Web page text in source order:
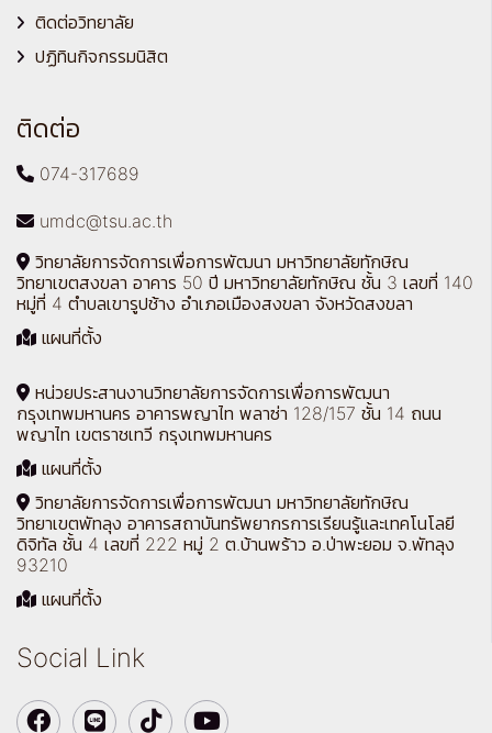
ติดต่อวิทยาลัย
ปฏิทินกิจกรรมนิสิต
ติดต่อ
074-317689
umdc@tsu.ac.th
วิทยาลัยการจัดการเพื่อการพัฒนา มหาวิทยาลัยทักษิณ
วิทยาเขตสงขลา อาคาร 50 ปี มหาวิทยาลัยทักษิณ ชั้น 3 เลขที่ 140
หมู่ที่ 4 ตำบลเขารูปช้าง อำเภอเมืองสงขลา จังหวัดสงขลา
แผนที่ตั้ง
หน่วยประสานงานวิทยาลัยการจัดการเพื่อการพัฒนา
กรุงเทพมหานคร อาคารพญาไท พลาซ่า 128/157 ชั้น 14 ถนน
พญาไท เขตราชเทวี กรุงเทพมหานคร
แผนที่ตั้ง
วิทยาลัยการจัดการเพื่อการพัฒนา มหาวิทยาลัยทักษิณ
วิทยาเขตพัทลุง อาคารสถาบันทรัพยากรการเรียนรู้และเทคโนโลยี
ดิจิทัล ชั้น 4 เลขที่ 222 หมู่ 2 ต.บ้านพร้าว อ.ป่าพะยอม จ.พัทลุง
93210
แผนที่ตั้ง
Social Link